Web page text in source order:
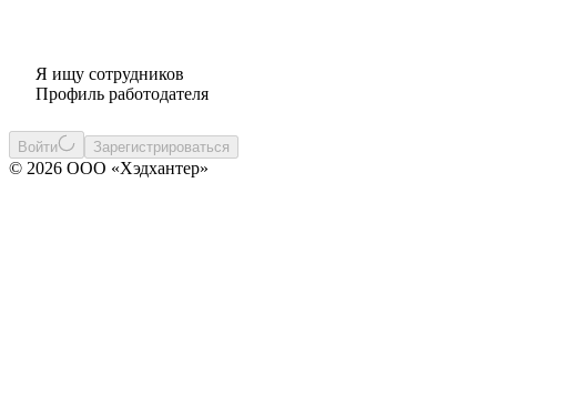
Я ищу сотрудников
Профиль работодателя
Войти Зарегистрироваться
© 2026 ООО «Хэдхантер»